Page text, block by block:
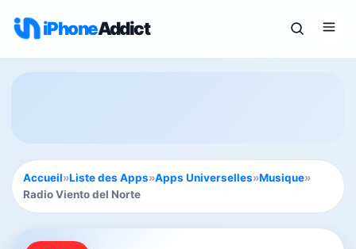
iPhoneAddict
Accueil»Liste des Apps»Apps Universelles»Musique»
Radio Viento del Norte